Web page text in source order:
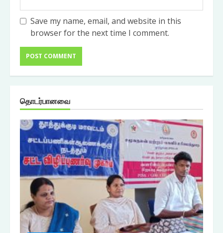
Save my name, email, and website in this
browser for the next time I comment.
தொடர்பானவை